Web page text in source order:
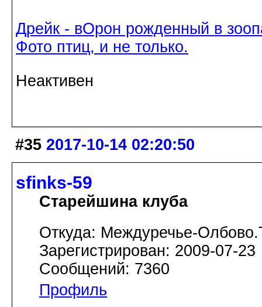
Дрейк - вОрон рожденный в
Фото птиц, и не только.
Неактивен
#35 2017-10-14 02:20:50
sfinks-59
Старейшина клуба
Откуда: Междуречье-
Зарегистрирован: 2009-07-23
Сообщений: 7360
Профиль